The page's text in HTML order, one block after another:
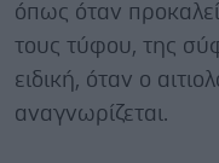
όπως όταν
τους τύφου, της
ειδική, όταν ο
αναγνωρίζεται.